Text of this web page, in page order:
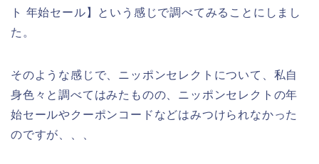
ト 年始セール】という感じで調べてみることにしまし
た。
そのような感じで、ニッポンセレクトについて、私自
身色々と調べてはみたものの、ニッポンセレクトの年
始セールやクーポンコードなどはみつけられなかった
のですが、、、